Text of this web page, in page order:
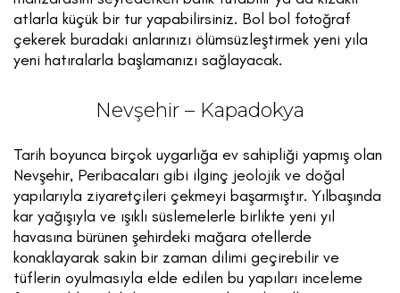
atlarla küçük bir tur yapabilirsiniz. Bol bol fotoğraf
çekerek buradaki anlarınızı ölümsüzleştirmek yeni yıla
yeni hatıralarla başlamanızı sağlayacak.
Nevşehir – Kapadokya
Tarih boyunca birçok uygarlığa ev sahipliği yapmış olan
Nevşehir, Peribacaları gibi ilginç jeolojik ve doğal
yapılarıyla ziyaretçileri çekmeyi başarmıştır. Yılbaşında
kar yağışıyla ve ışıklı süslemelerle birlikte yeni yıl
havasına bürünen şehirdeki mağara otellerde
konaklayarak sakin bir zaman dilimi geçirebilir ve
tüflerin oyulmasıyla elde edilen bu yapıları inceleme